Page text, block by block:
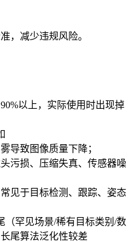
，减少违规风险。
以上，实际使用时出现掉
导致图像质量下降；
污损、压缩失真、传感器噪
见于目标检测、跟踪、姿态
（罕见场景/稀有目标类别/数
尾算法泛化性较差